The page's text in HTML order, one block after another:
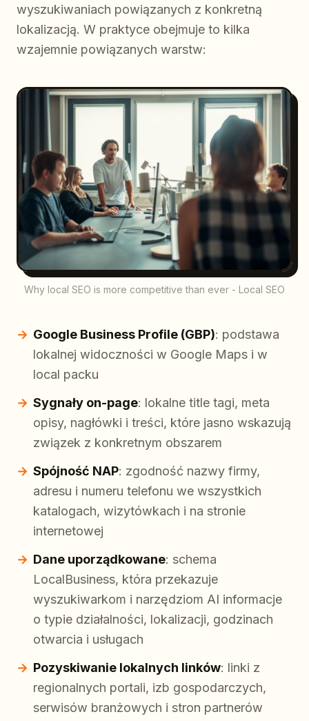
wyszukiwaniach powiązanych z konkretną
lokalizacją. W praktyce obejmuje to kilka
wzajemnie powiązanych warstw:
Why local SEO is more competitive than ever - Local SEO
Google Business Profile (GBP): podstawa
lokalnej widoczności w Google Maps i w
local packu
Sygnały on-page: lokalne title tagi, meta
opisy, nagłówki i treści, które jasno wskazują
związek z konkretnym obszarem
Spójność NAP: zgodność nazwy firmy,
adresu i numeru telefonu we wszystkich
katalogach, wizytówkach i na stronie
internetowej
Dane uporządkowane: schema
LocalBusiness, która przekazuje
wyszukiwarkom i narzędziom AI informacje
o typie działalności, lokalizacji, godzinach
otwarcia i usługach
Pozyskiwanie lokalnych linków: linki z
regionalnych portali, izb gospodarczych,
serwisów branżowych i stron partnerów